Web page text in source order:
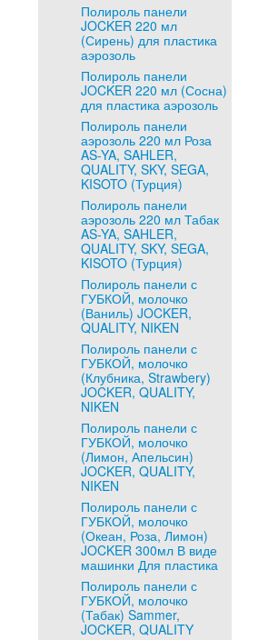
Полироль панели
JOCKER 220 мл
(Сирень) для пластика
аэрозоль
Полироль панели
JOCKER 220 мл (Сосна)
для пластика аэрозоль
Полироль панели
аэрозоль 220 мл Роза
AS-YA, SAHLER,
QUALITY, SKY, SEGA,
KISOTO (Турция)
Полироль панели
аэрозоль 220 мл Табак
AS-YA, SAHLER,
QUALITY, SKY, SEGA,
KISOTO (Турция)
Полироль панели с
ГУБКОЙ, молочко
(Ваниль) JOCKER,
QUALITY, NIKEN
Полироль панели с
ГУБКОЙ, молочко
(Клубника, Strawbery)
JOCKER, QUALITY,
NIKEN
Полироль панели с
ГУБКОЙ, молочко
(Лимон, Апельсин)
JOCKER, QUALITY,
NIKEN
Полироль панели с
ГУБКОЙ, молочко
(Океан, Роза, Лимон)
JOCKER 300мл В виде
машинки Для пластика
Полироль панели с
ГУБКОЙ, молочко
(Табак) Sammer,
JOCKER, QUALITY